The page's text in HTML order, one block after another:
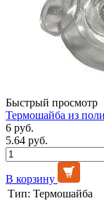
Быстрый просмотр
Термошайба из
6 руб.
5.64 руб.
В корзину
Тип: Термошайба